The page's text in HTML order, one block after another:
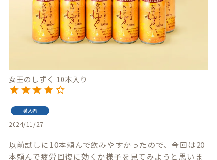
女王のしずく 10本入り
購入者
2024/11/27
以前試しに10本頼んで飲みやすかったので、今回は20
本頼んで疲労回復に効くか様子を見てみようと思いま